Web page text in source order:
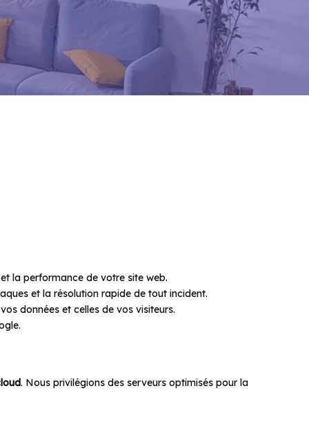
la performance de votre site web.
et la résolution rapide de tout incident.
données et celles de vos visiteurs.
. Nous privilégions des serveurs optimisés pour la